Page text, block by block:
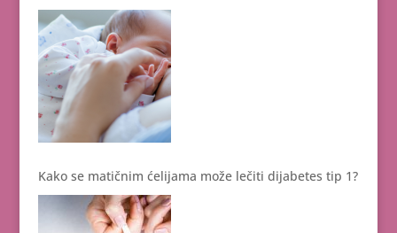
Kako se matičnim ćelijama može lečiti dijabetes tip 1?